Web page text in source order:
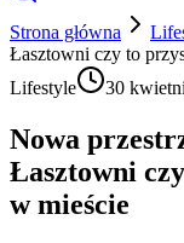
Strona główna
Łasztowni czy to
Lifestyle
30
Nowa
Łasztowni
w mieście